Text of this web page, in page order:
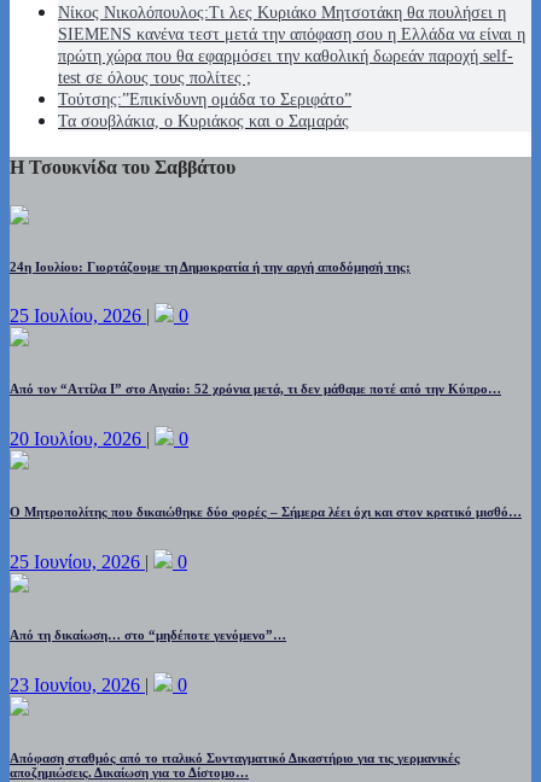
Νίκος Νικολόπουλος:Τι λες Κυριάκο Μητσοτάκη θα πουλήσει η
SIEMENS κανένα τεστ μετά την απόφαση σου η Ελλάδα να είναι η
πρώτη χώρα που θα εφαρμόσει την καθολική δωρεάν παροχή self-
test σε όλους τους πολίτες ;
Τούτσης:”Επικίνδυνη ομάδα το Σεριφάτο”
Τα σουβλάκια, ο Κυριάκος και ο Σαμαράς
Η Τσουκνίδα του Σαββάτου
24η Ιουλίου: Γιορτάζουμε τη Δημοκρατία ή την αργή αποδόμησή της;
25 Ιουλίου, 2026 0
Από τον “Αττίλα Ι” στο Αιγαίο: 52 χρόνια μετά, τι δεν μάθαμε ποτέ από την Κύπρο…
20 Ιουλίου, 2026 | 0
Ο Μητροπολίτης που δικαιώθηκε δύο φορές – Σήμερα λέει όχι και στον κρατικό μισθό…
25 Ιουνίου, 2026 | 0
Από τη δικαίωση… στο “μηδέποτε γενόμενο”…
23 Ιουνίου, 2026 | 0
Απόφαση σταθμός από το ιταλικό Συνταγματικό Δικαστήριο για τις γερμανικές
αποζημιώσεις. Δικαίωση για το Δίστομο…